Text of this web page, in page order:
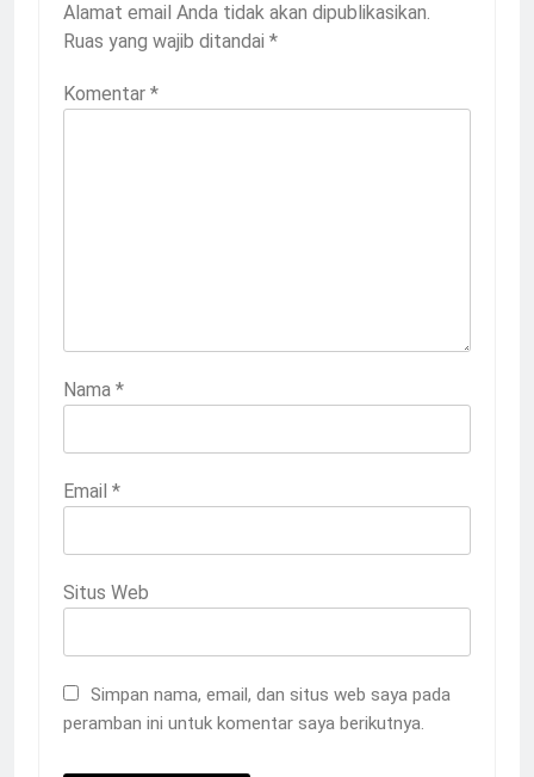
Alamat email Anda tidak akan dipublikasikan.
Ruas yang wajib ditandai *
Komentar *
Nama *
Email *
Situs Web
Simpan nama, email, dan situs web saya pada
peramban ini untuk komentar saya berikutnya.